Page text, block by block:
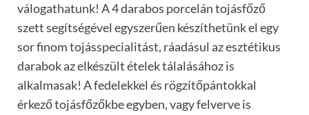
válogathatunk! A 4 darabos porcelán tojásfőző
szett segítségével egyszerűen készíthetünk el egy
sor finom tojásspecialitást, ráadásul az esztétikus
darabok az elkészült ételek tálalásához is
alkalmasak! A fedelekkel és rögzítőpántokkal
érkező tojásfőzőkbe egyben, vagy felverve is